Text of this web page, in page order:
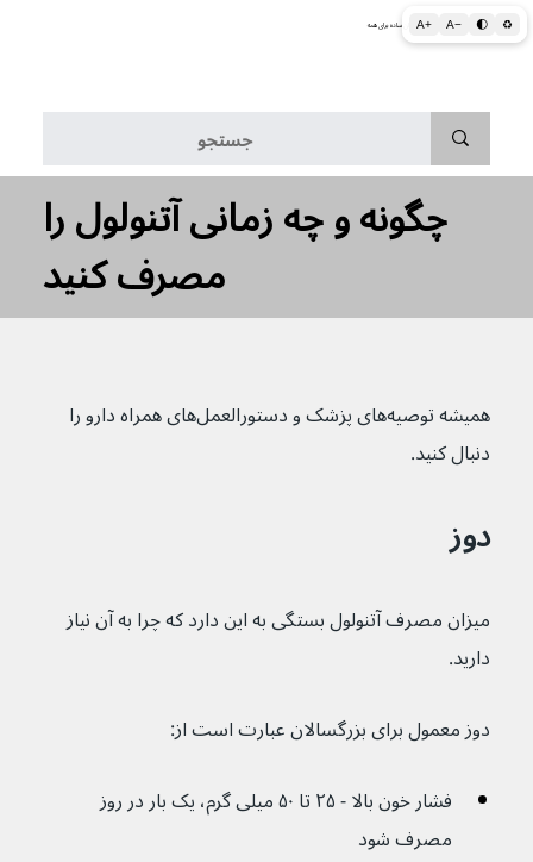
A+ A− 🌓 ♻ اطلاعات پزشکی و بهداشتی به زبان ساده برای همه
چگونه و چه زمانی آتنولول را
مصرف کنید
همیشه توصیه‌های پزشک و دستورالعمل‌های همراه دارو را
دنبال کنید.
دوز
میزان مصرف آتنولول بستگی به این دارد که چرا به آن نیاز
دارید.
دوز معمول برای بزرگسالان عبارت است از:
فشار خون بالا - ۲۵ تا ۵۰ میلی گرم، یک بار در روز
مصرف شود